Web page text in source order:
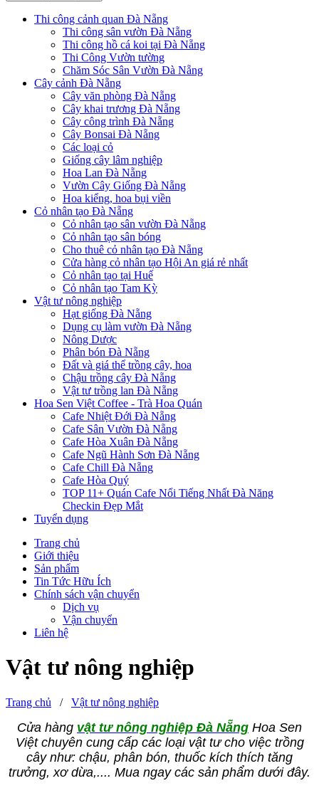
Thi công cảnh quan Đà Nẵng
Thi công sân vườn Đà Nẵng
Thi công hồ cá koi tại Đà Nẵng
Thi Công Vườn tường
Chăm Sóc Sân Vườn Đà Nẵng
Cây cảnh Đà Nẵng
Cây văn phòng Đà Nẵng
Cây khai trương Đà Nẵng
Cây công trình Đà Nẵng
Cây Bonsai Đà Nẵng
Các loại cỏ
Giống cây lâm nghiệp
Hoa Lan Đà Nẵng
Vườn Cây Giống Đà Nẵng
Hoa kiểng, hoa bụi viền
Cỏ nhân tạo Đà Nẵng
Cỏ nhân tạo sân vườn Đà Nẵng
Cỏ nhân tạo sân bóng
Cho thuê cỏ nhân tạo Đà Nẵng
Cửa hàng cỏ nhân tạo Hội An giá rẻ nhất
Cỏ nhân tạo tại Huế
Cỏ nhân tạo Tam Kỳ
Vật tư nông nghiệp
Hạt giống Đà Nẵng
Dụng cụ làm vườn Đà Nẵng
Nông Dược
Phân bón Đà Nẵng
Đất và giá thể trồng cây, hoa
Chậu trồng cây Đà Nẵng
Vật tư trồng lan Đà Nẵng
Hoa Sen Việt Coffee - Trà Hoa Quán
Cafe Nhiệt Đới Đà Nẵng
Cafe Sân Vườn Đà Nẵng
Cafe Hòa Xuân Đà Nẵng
Cafe Ngũ Hành Sơn Đà Nẵng
Cafe Chill Đà Nẵng
Cafe Hòa Quý
TOP 11+ Quán Cafe Nổi Tiếng Nhất Đà Năng
Checkin Đẹp Mắt
Tuyển dụng
Trang chủ
Giới thiệu
Sản phẩm
Tin Tức Hữu Ích
Chính sách vận chuyển
Dịch vụ
Vận chuyển
Liên hệ
Vật tư nông nghiệp
Trang chủ / Vật tư nông nghiệp
Cửa hàng vật tư nông nghiệp Đà Nẵng Hoa Sen
Việt chuyên cung cấp các loại vật tư cho việc trồng
cây như: chậu, phân bón, thuốc kích thích tăng
trưởng, xơ dừa,.... Mua ngay các sản phẩm dưới đây.